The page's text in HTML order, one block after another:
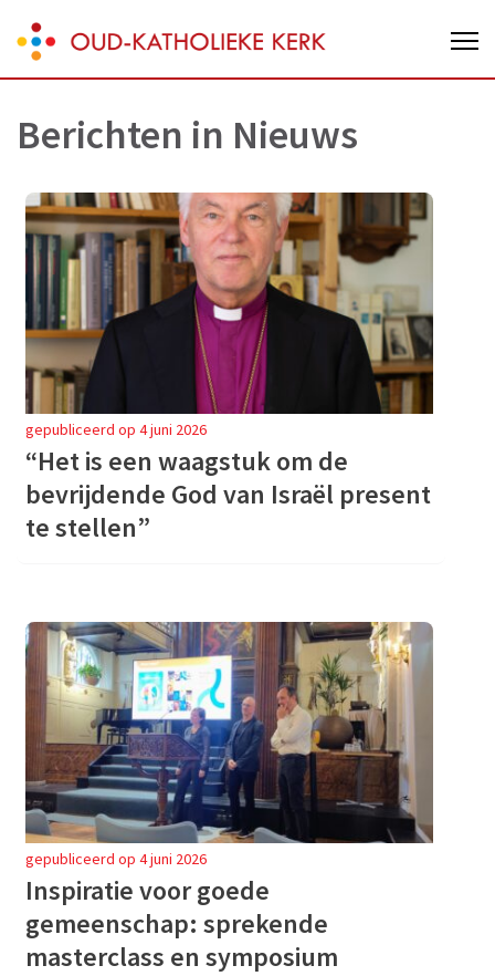
to
content
Enter)
Oud-Katholieke Kerk van Nederland
Berichten in Nieuws
gepubliceerd op 4 juni 2026
“Het is een waagstuk om de
bevrijdende God van Israël present
te stellen”
gepubliceerd op 4 juni 2026
Inspiratie voor goede
gemeenschap: sprekende
masterclass en symposium